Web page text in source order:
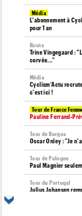
Média
L'abonnement à
pour 1 an
Route
Trine Vingegaard :
corvée..."
Média
Cyclism’Actu
c'est ici !
Tour de France
Pauline Ferrand-
Tour de Burgos
Oscar Onley : "Je
Tour de Pologne
Paul Magnier
Tour du Portugal
Julius Johansen